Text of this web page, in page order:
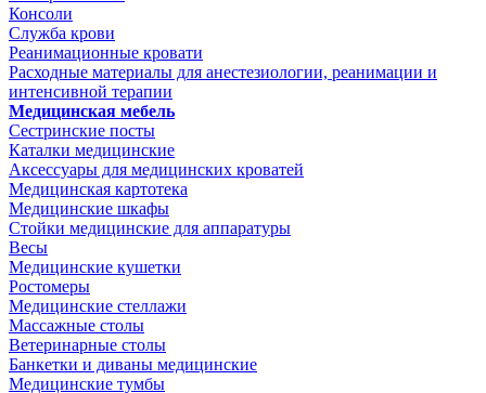
Консоли
Служба крови
Реанимационные кровати
Расходные материалы для анестезиологии, реанимации и
интенсивной терапии
Медицинская мебель
Сестринские посты
Каталки медицинские
Аксессуары для медицинских кроватей
Медицинская картотека
Медицинские шкафы
Стойки медицинские для аппаратуры
Весы
Медицинские кушетки
Ростомеры
Медицинские стеллажи
Массажные столы
Ветеринарные столы
Банкетки и диваны медицинские
Медицинские тумбы